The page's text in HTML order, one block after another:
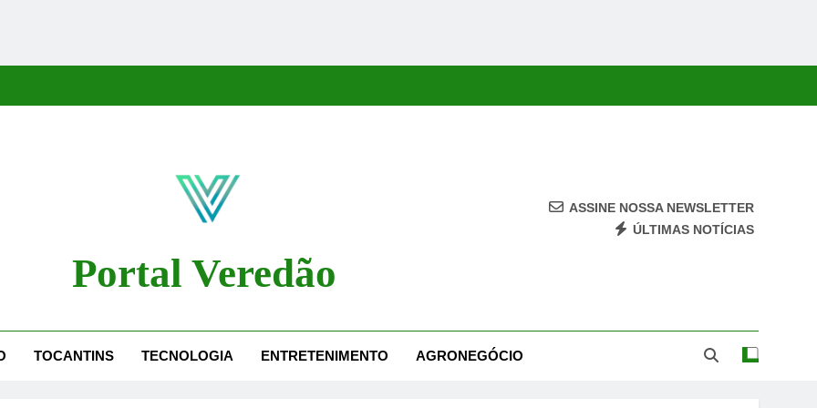
Portal Veredão
ASSINE NOSSA NEWSLETTER
ÚLTIMAS NOTÍCIAS
TOCANTINS TECNOLOGIA ENTRETENIMENTO AGRONEGÓCIO